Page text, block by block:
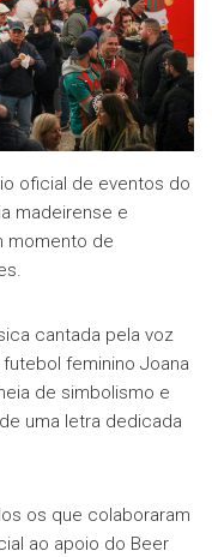
oficial de eventos do
madeirense e
momento de
cantada pela voz
feminino Joana
de simbolismo e
uma letra dedicada
os que colaboraram
ao apoio do Beer